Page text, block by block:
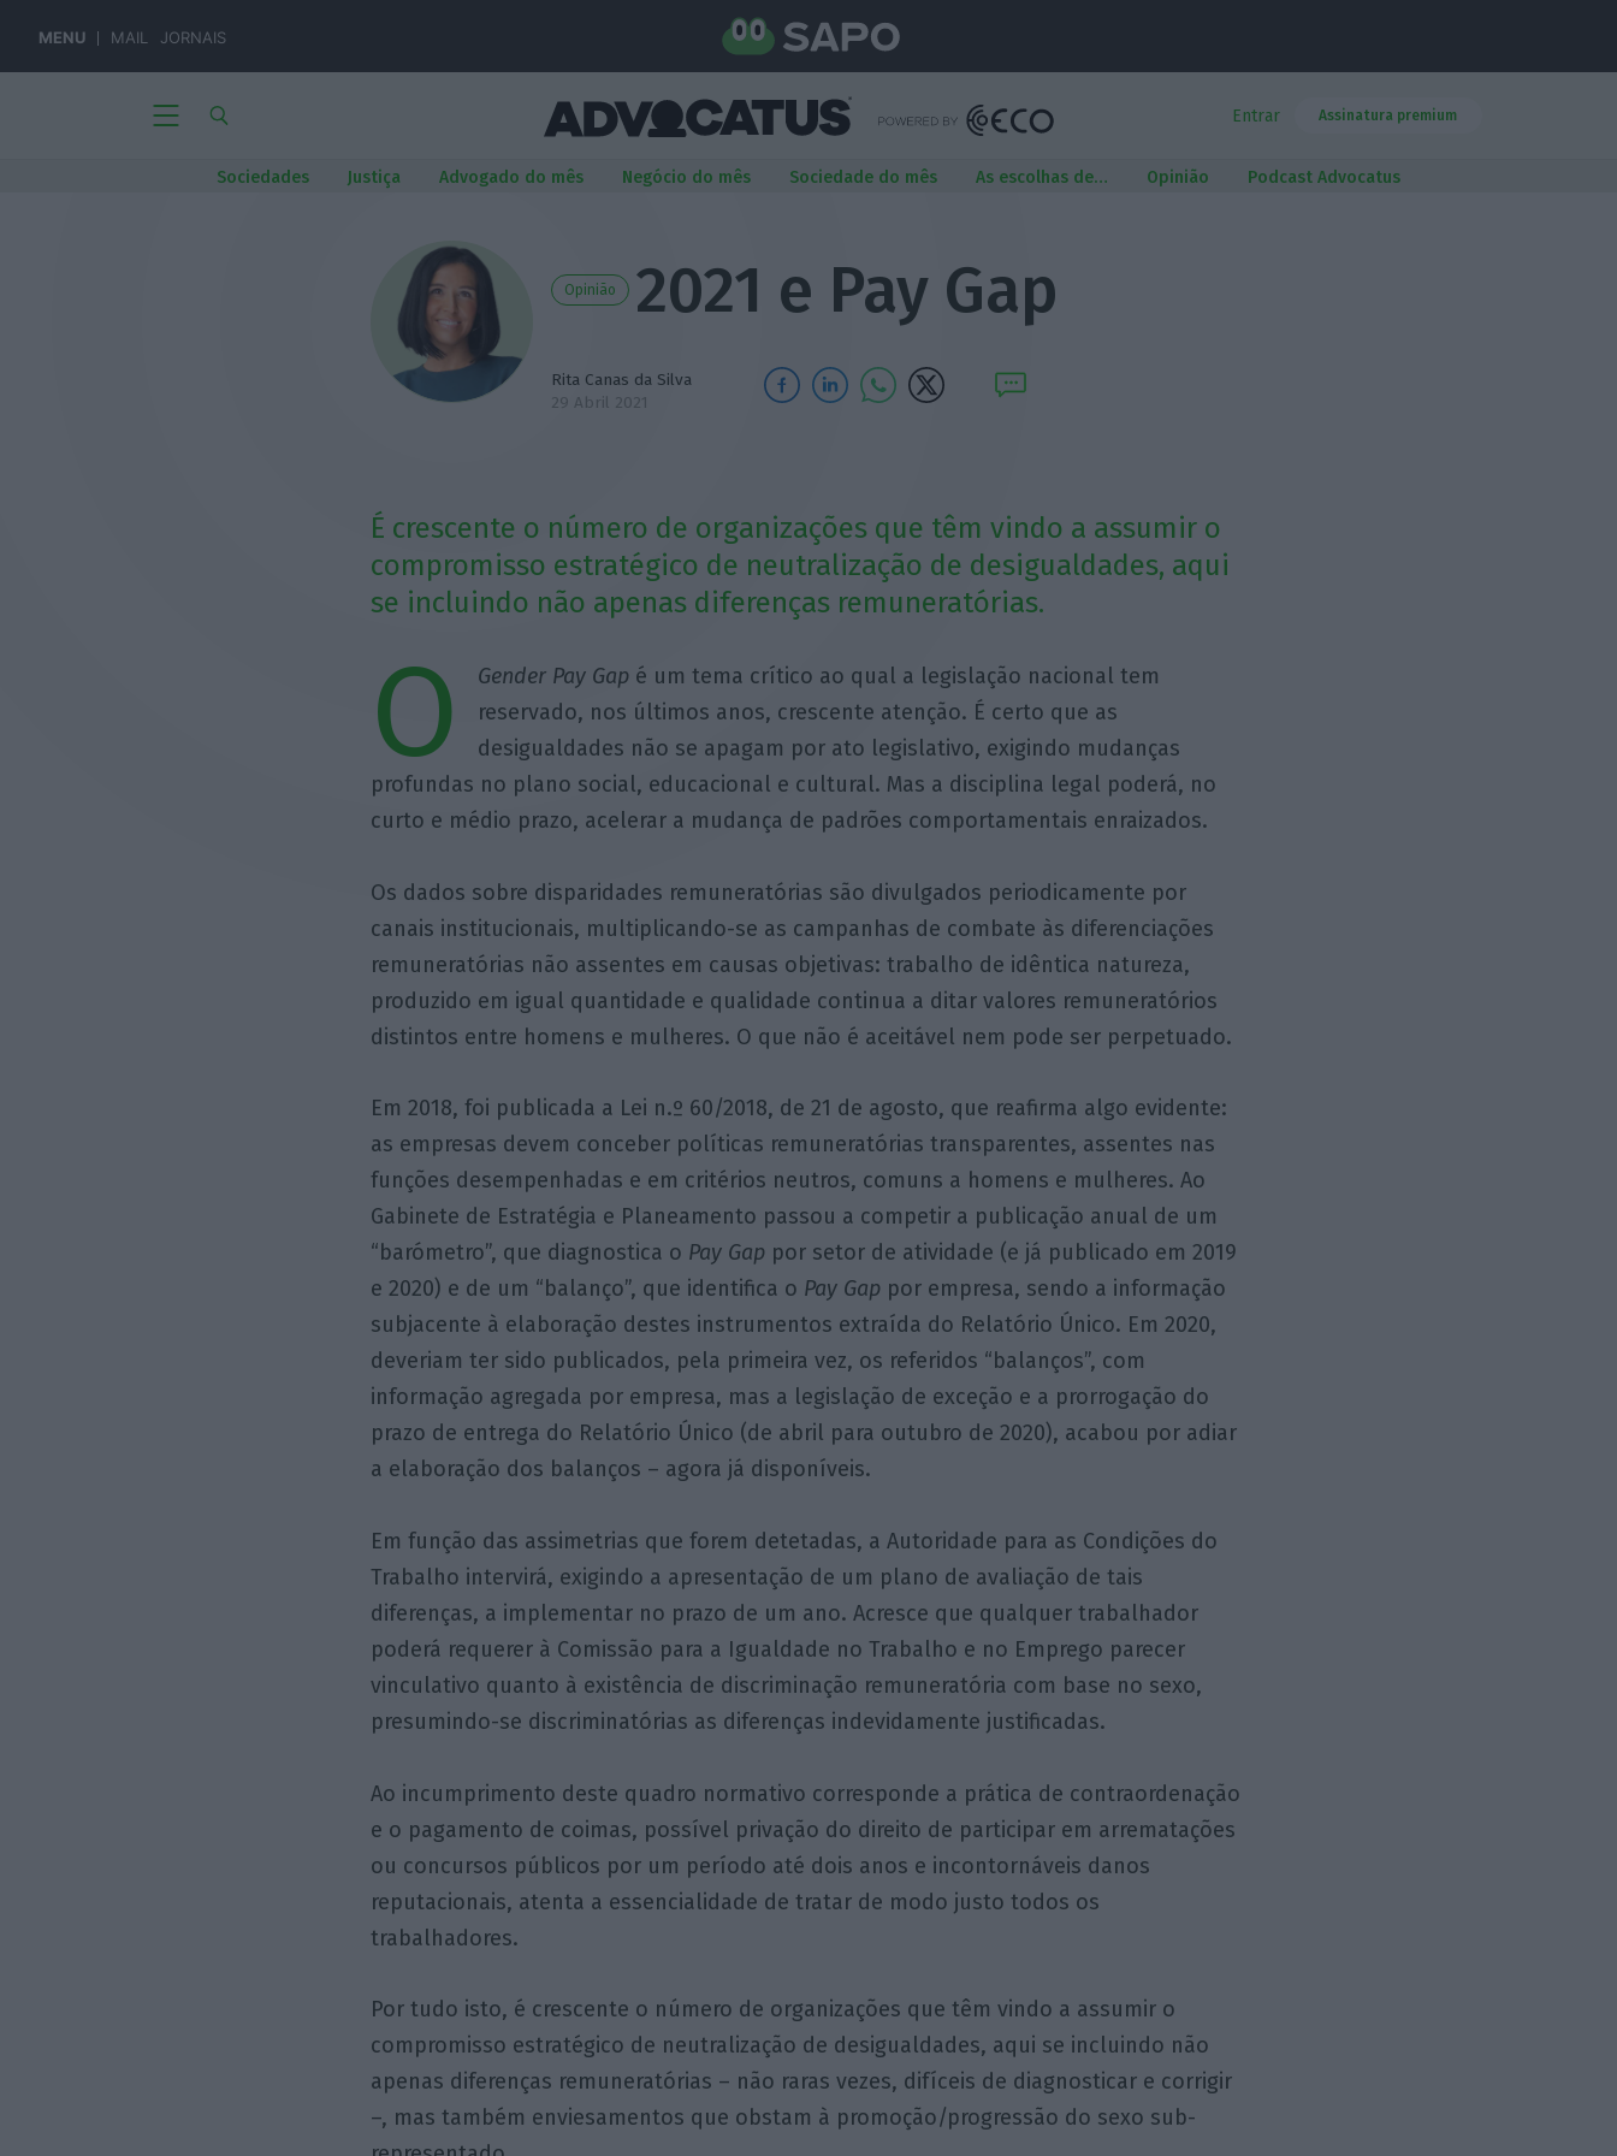
MENU MAIL JORNAIS
Entrar Assinatura premium
Sociedades Justiça Advogado do mês Negócio do mês Sociedade do mês As escolhas de… Opinião Podcast Advocatus
Opinião 2021 e Pay Gap
Rita Canas da Silva
29 Abril 2021
É crescente o número de organizações que têm vindo a assumir o
compromisso estratégico de neutralização de desigualdades, aqui
se incluindo não apenas diferenças remuneratórias.
O Gender Pay Gap é um tema crítico ao qual a legislação nacional tem
reservado, nos últimos anos, crescente atenção. É certo que as
desigualdades não se apagam por ato legislativo, exigindo mudanças
profundas no plano social, educacional e cultural. Mas a disciplina legal poderá, no
curto e médio prazo, acelerar a mudança de padrões comportamentais enraizados.
Os dados sobre disparidades remuneratórias são divulgados periodicamente por
canais institucionais, multiplicando-se as campanhas de combate às diferenciações
remuneratórias não assentes em causas objetivas: trabalho de idêntica natureza,
produzido em igual quantidade e qualidade continua a ditar valores remuneratórios
distintos entre homens e mulheres. O que não é aceitável nem pode ser perpetuado.
Em 2018, foi publicada a Lei n.º 60/2018, de 21 de agosto, que reafirma algo evidente:
as empresas devem conceber políticas remuneratórias transparentes, assentes nas
funções desempenhadas e em critérios neutros, comuns a homens e mulheres. Ao
Gabinete de Estratégia e Planeamento passou a competir a publicação anual de um
“barómetro”, que diagnostica o Pay Gap por setor de atividade (e já publicado em 2019
e 2020) e de um “balanço”, que identifica o Pay Gap por empresa, sendo a informação
subjacente à elaboração destes instrumentos extraída do Relatório Único. Em 2020,
deveriam ter sido publicados, pela primeira vez, os referidos “balanços”, com
informação agregada por empresa, mas a legislação de exceção e a prorrogação do
prazo de entrega do Relatório Único (de abril para outubro de 2020), acabou por adiar
a elaboração dos balanços – agora já disponíveis.
Em função das assimetrias que forem detetadas, a Autoridade para as Condições do
Trabalho intervirá, exigindo a apresentação de um plano de avaliação de tais
diferenças, a implementar no prazo de um ano. Acresce que qualquer trabalhador
poderá requerer à Comissão para a Igualdade no Trabalho e no Emprego parecer
vinculativo quanto à existência de discriminação remuneratória com base no sexo,
presumindo-se discriminatórias as diferenças indevidamente justificadas.
Ao incumprimento deste quadro normativo corresponde a prática de contraordenação
e o pagamento de coimas, possível privação do direito de participar em arrematações
ou concursos públicos por um período até dois anos e incontornáveis danos
reputacionais, atenta a essencialidade de tratar de modo justo todos os
trabalhadores.
Por tudo isto, é crescente o número de organizações que têm vindo a assumir o
compromisso estratégico de neutralização de desigualdades, aqui se incluindo não
apenas diferenças remuneratórias – não raras vezes, difíceis de diagnosticar e corrigir
–, mas também enviesamentos que obstam à promoção/progressão do sexo sub-